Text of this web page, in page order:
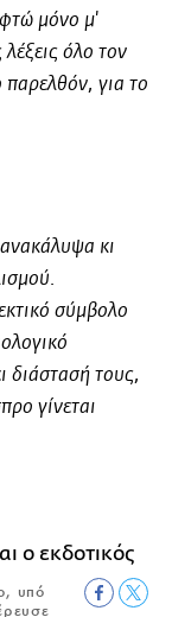
μόνο μ'
όλο τον
για το
κι
σύμβολο
διάστασή τους,
γίνεται
υπό